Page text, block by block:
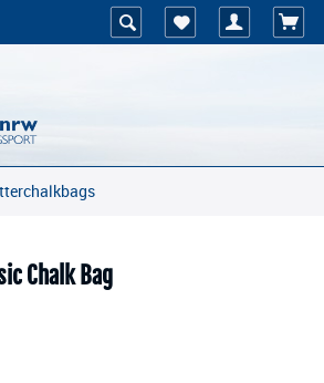
Chalk Bag